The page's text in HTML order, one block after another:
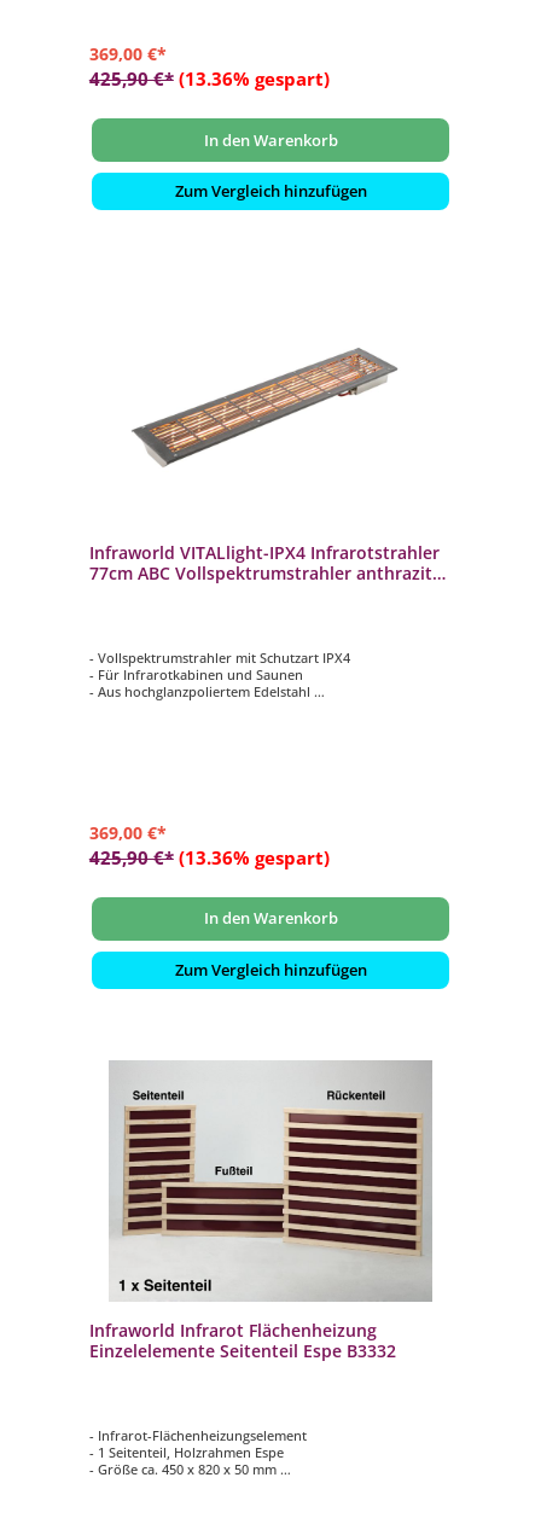
369,00 €*
425,90 €* (13.36% gespart)
In den Warenkorb
Zum Vergleich hinzufügen
Infraworld VITALlight-IPX4 Infrarotstrahler
77cm ABC Vollspektrumstrahler anthrazit
- Vollspektrumstrahler mit Schutzart IPX4
- Für Infrarotkabinen und Saunen
- Aus hochglanzpoliertem Edelstahl
369,00 €*
425,90 €* (13.36% gespart)
In den Warenkorb
Zum Vergleich hinzufügen
Infraworld Infrarot Flächenheizung
Einzelelemente Seitenteil Espe B3332
- Infrarot-Flächenheizungselement
- 1 Seitenteil, Holzrahmen Espe
- Größe ca. 450 x 820 x 50 mm